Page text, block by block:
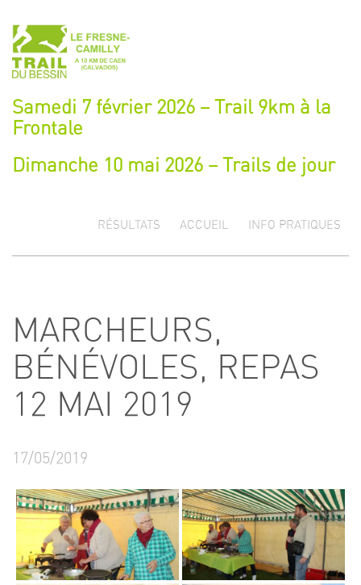
Samedi 7 février 2026 – Trail 9km à la
Frontale
Dimanche 10 mai 2026 – Trails de jour
RÉSULTATS ACCUEIL INFO PRATIQUES
MARCHEURS,
BÉNÉVOLES, REPAS
12 MAI 2019
17/05/2019